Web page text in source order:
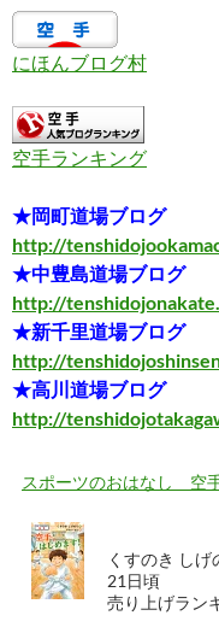
にほんブログ村
空手ランキング
★岡町道場ブログ
http://
★中豊島道場ブログ
http://
★新千里道場ブログ
http://
★高川道場ブログ
http://
スポーツのおはなし 空
くすのき し
21日頃
売り上げラン